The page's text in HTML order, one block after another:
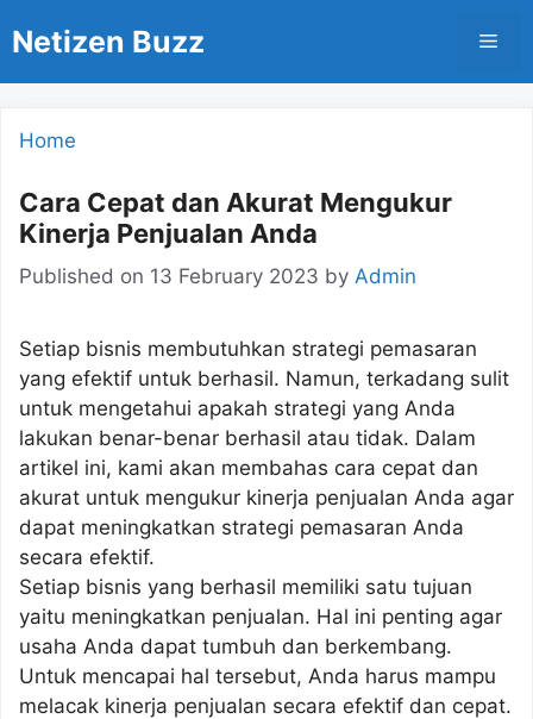
Netizen Buzz
Home
Cara Cepat dan Akurat Mengukur
Kinerja Penjualan Anda
Published on 13 February 2023 by Admin
Setiap bisnis membutuhkan strategi pemasaran
yang efektif untuk berhasil. Namun, terkadang sulit
untuk mengetahui apakah strategi yang Anda
lakukan benar-benar berhasil atau tidak. Dalam
artikel ini, kami akan membahas cara cepat dan
akurat untuk mengukur kinerja penjualan Anda agar
dapat meningkatkan strategi pemasaran Anda
secara efektif.
Setiap bisnis yang berhasil memiliki satu tujuan
yaitu meningkatkan penjualan. Hal ini penting agar
usaha Anda dapat tumbuh dan berkembang.
Untuk mencapai hal tersebut, Anda harus mampu
melacak kinerja penjualan secara efektif dan cepat.